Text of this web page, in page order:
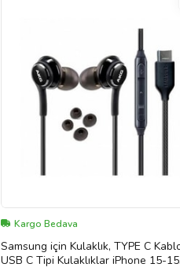
Kargo Bedava
Samsung için Kulaklık, TYPE C
USB C Tipi Kulaklıklar iPhone 15-15